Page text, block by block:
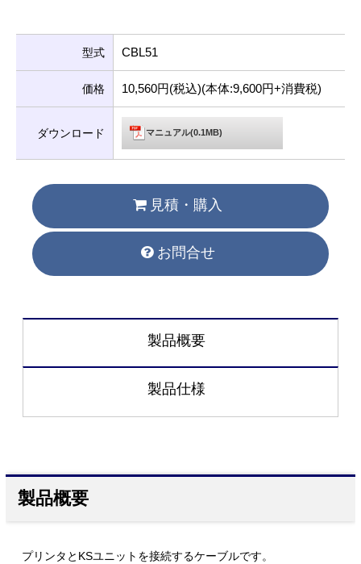
型式 CBL51
価格 10,560円(税込)(本体:9,600円+消費税)
ダウンロード マニュアル(0.1MB)
見積・購入
お問合せ
製品概要
製品仕様
製品概要
プリンタとKSユニットを接続するケーブルです。